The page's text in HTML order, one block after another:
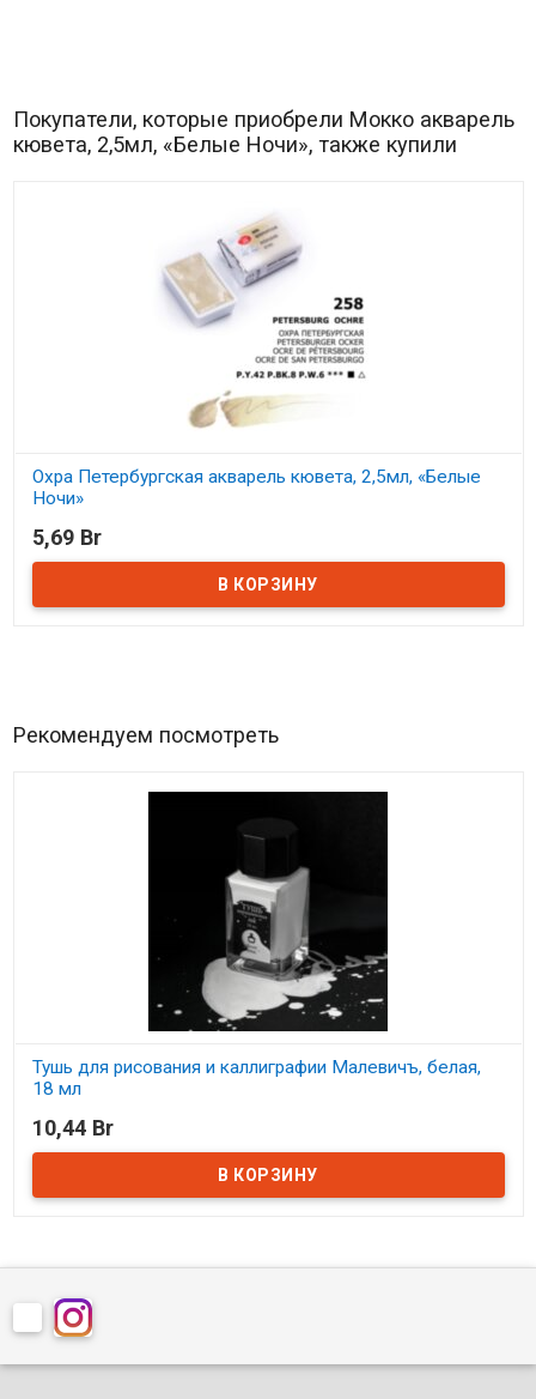
Покупатели, которые приобрели Мокко акварель
кювета, 2,5мл, «Белые Ночи», также купили
Охра Петербургская акварель кювета, 2,5мл, «Белые
Ночи»
В наличии
5,69 Br
Рекомендуем посмотреть
Тушь для рисования и каллиграфии Малевичъ, белая,
18 мл
В наличии
10,44 Br